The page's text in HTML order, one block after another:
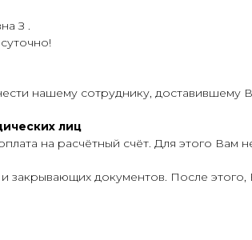
З .
нашему сотруднику, доставившему
лиц
на расчётный счёт. Для этого
закрывающих документов. После этого,